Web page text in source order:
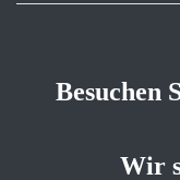
Besuchen
Wir